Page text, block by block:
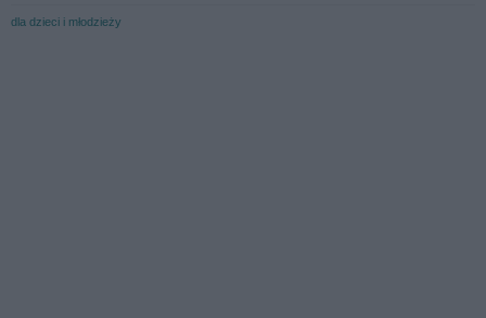
dla dzieci i młodzieży